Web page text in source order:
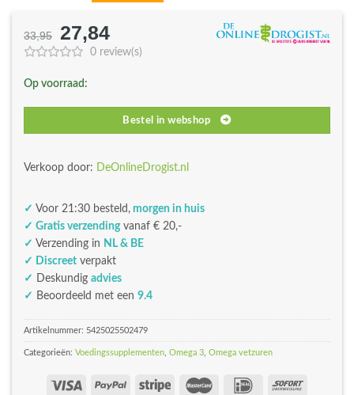
33,95
Oorspronkelijke
prijs
€33,95.
27,84Huidige
prijs
0 review(s)
Op voorraad:
Bestel in webshop
Verkoop door: DeOnlineDrogist.nl
✓ Voor 21:30 besteld, morgen in huis
✓ Gratis verzendingvanaf € 20,-
✓ Verzending in NL & BE
✓ Discreet verpakt
✓
Deskundig advies
✓ Beoordeeld met een 9.4
Artikelnummer: 5425025502479
Categorieën: Voedingssupplementen Omega 3 Omega vetzuren